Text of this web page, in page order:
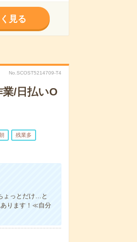
見る
No.SCOST5214709-T4
/日払いO
残業多
ょっとだけ…と
ります！≪自分